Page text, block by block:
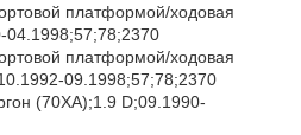
платформой/ходовая
04.1998;57;78;2370
платформой/ходовая
09.1998;57;78;2370
(70XA);1.9 D;09.1990-